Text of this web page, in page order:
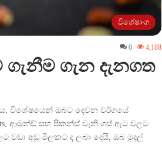
විශේෂාංග
0 4,188
ගැන දැනගත
විශේෂයෙන් ඔබට දෙවන වර්ගයේ
ආමන්ඩ් සහ පීකන්ස් වැනි ගස් ඇට වලට
අඩු මිලකට ද ලබා දෙයි, ඔබ මුදල්